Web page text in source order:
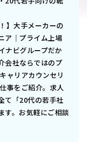
】大手メーカーの
ア｜プライム上場
ナビグループだか
会社ならではのプ
ャリアカウンセリ
事をご紹介。求人
て「20代の若手社
す。お気軽にご相談